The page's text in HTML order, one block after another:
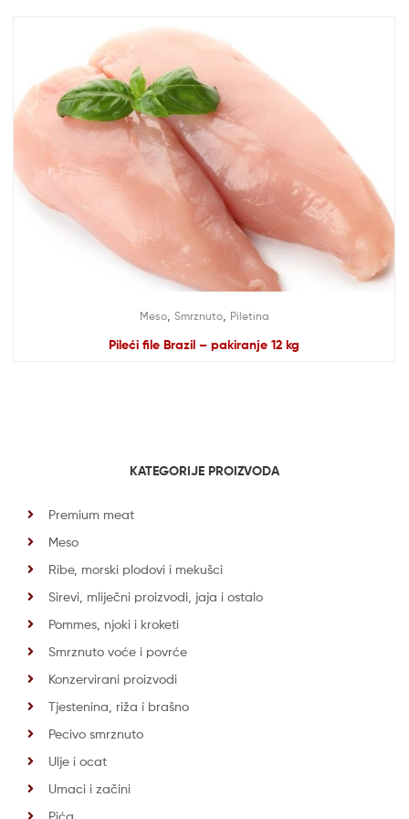
Meso, Smrznuto, Piletina
Pileći file Brazil – pakiranje 12 kg
KATEGORIJE PROIZVODA
Premium meat
Meso
Ribe, morski plodovi i mekušci
Sirevi, mliječni proizvodi, jaja i ostalo
Pommes, njoki i kroketi
Smrznuto voće i povrće
Konzervirani proizvodi
Tjestenina, riža i brašno
Pecivo smrznuto
Ulje i ocat
Umaci i začini